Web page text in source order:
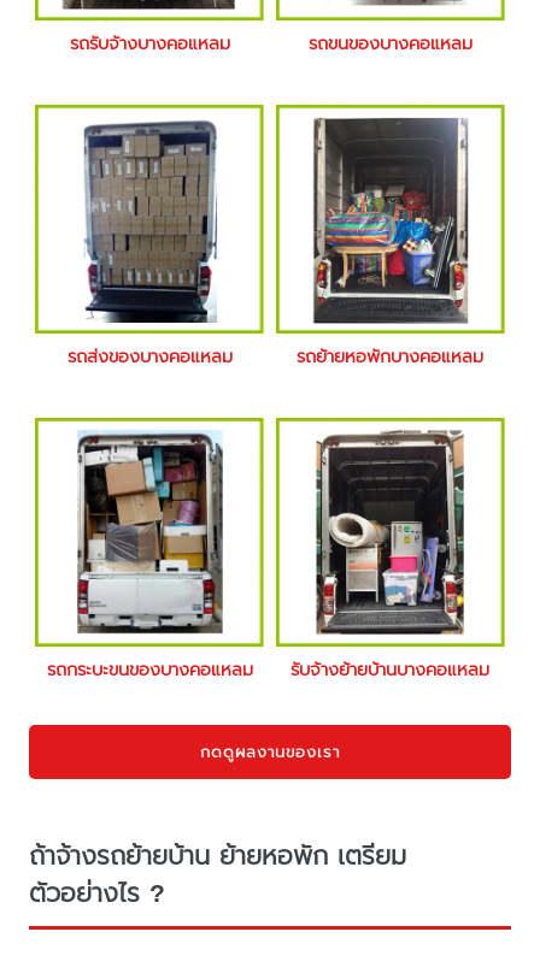
รถรับจ้างบางคอแหลม รถขนของบางคอแหลม
รถส่งของบางคอแหลม รถย้ายหอพักบางคอแหลม
รถกระบะขนของบางคอแหลม รับจ้างย้ายบ้านบางคอแหลม
กดดูผลงานของเรา
ถ้าจ้างรถย้ายบ้าน ย้ายหอพัก เตรียม
ตัวอย่างไร ?